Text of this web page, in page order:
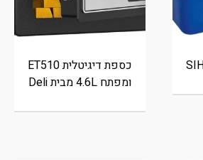
כספת דיגיטלית ET510
ומפתח 4.6L מבית Deli